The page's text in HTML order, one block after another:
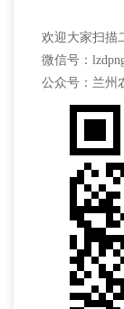
欢迎大家扫描
微信号：
公众号：兰州